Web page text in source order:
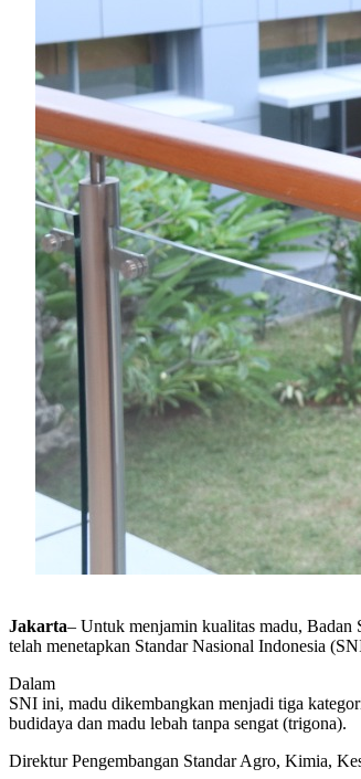
Jakarta– Untuk menjamin kualitas madu, Badan
telah menetapkan Standar Nasional Indonesia
Dalam
SNI ini, madu dikembangkan menjadi tiga
budidaya dan madu lebah tanpa sengat (trigona).
Direktur Pengembangan Standar Agro, Kimia,